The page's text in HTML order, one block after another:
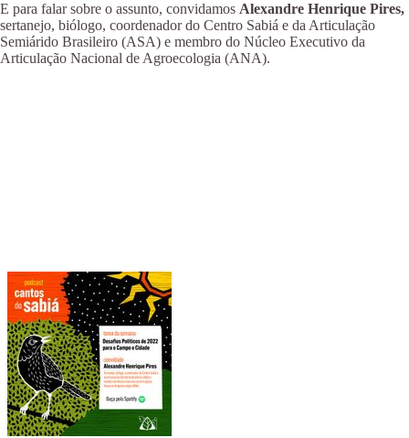
E para falar sobre o assunto, convidamos Alexandre Henrique Pires,
sertanejo, biólogo, coordenador do Centro Sabiá e da Articulação
Semiárido Brasileiro (ASA) e membro do Núcleo Executivo da
Articulação Nacional de Agroecologia (ANA).